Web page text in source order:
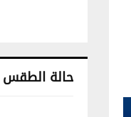
حالة الطقس